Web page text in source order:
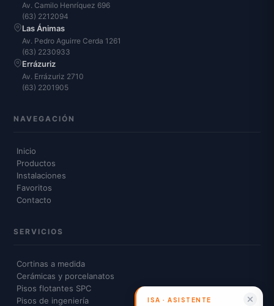
Av. Camilo Henríquez 696
(63) 2212094
Las Ánimas
Av. Pedro Aguirre Cerda 1261
(63) 2230933
Errázuriz
Av. Errázuriz 2710
(63) 2201905
NAVEGACIÓN
Inicio
Productos
Instalaciones
Favoritos
Contacto
SERVICIOS
Cortinas a medida
Cerámicas y porcelanatos
Pisos flotantes SPC
Pisos de ingeniería